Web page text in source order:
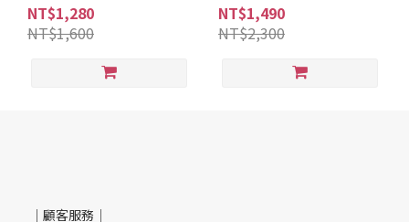
NT$1,280
NT$1,600
NT$1,490
NT$2,300
｜顧客服務｜